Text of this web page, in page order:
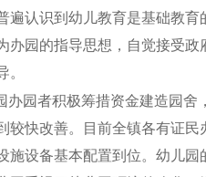
遍认识到幼儿教育是基础教
办园的指导思想，自觉接受
办园者积极筹措资金建造园
较快改善。目前全镇各有证
施设备基本配置到位。幼儿